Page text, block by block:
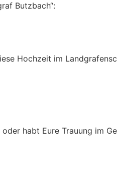
Butzbach“:
Hochzeit im
habt Eure Trauung im